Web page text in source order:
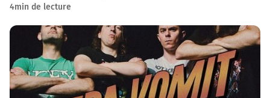
4min de lecture